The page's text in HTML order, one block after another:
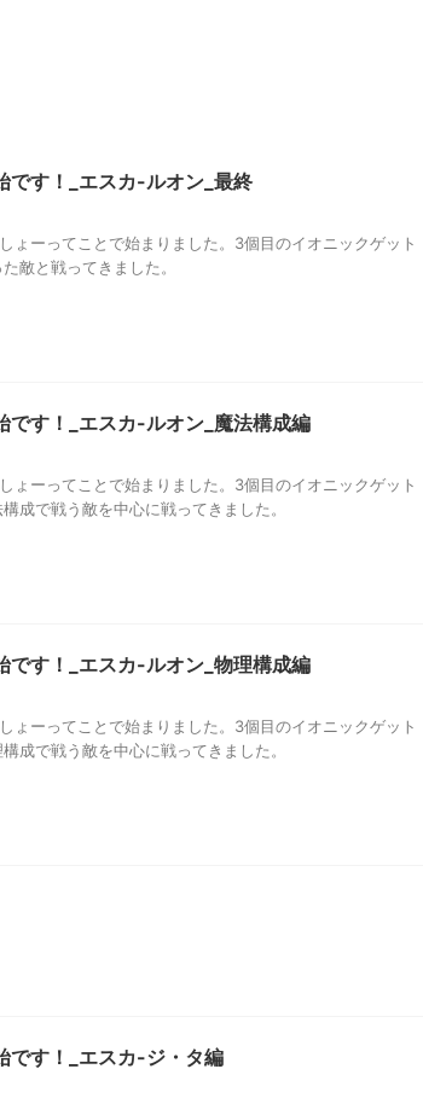
です！_エスカ-ルオン_最終
ょーってことで始まりました。3個目のイオニックゲット
敵と戦ってきました。
です！_エスカ-ルオン_魔法構成編
ょーってことで始まりました。3個目のイオニックゲット
成で戦う敵を中心に戦ってきました。
です！_エスカ-ルオン_物理構成編
ょーってことで始まりました。3個目のイオニックゲット
成で戦う敵を中心に戦ってきました。
です！_エスカ-ジ・タ編